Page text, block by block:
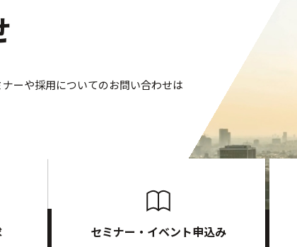
ーや採用についてのお問い合わせは
セミナー・イベント申込み